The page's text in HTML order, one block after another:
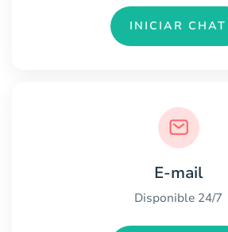
INICIAR CHAT
E-mail
Disponible 24/7